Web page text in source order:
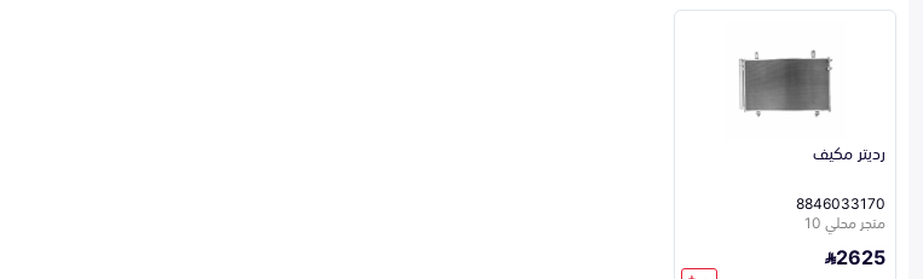
رديتر مكيف
8846033170
متجر محلي 10
2625